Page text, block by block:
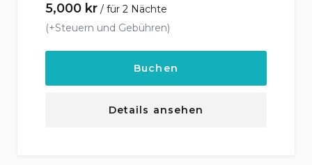
5,000 kr
für 2 Nächte
(+Steuern und Gebühren)
Buchen
Details ansehen